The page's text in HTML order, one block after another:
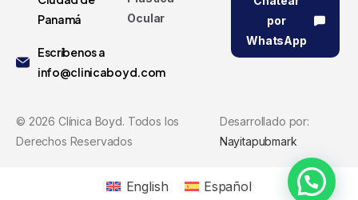
Panamá
Escríbenos a
info@clinicaboyd.com
Ocular
por
WhatsApp
© 2026 Clínica Boyd. Todos los
Derechos Reservados
Desarrollado por:
Nayitapubmark
English Español